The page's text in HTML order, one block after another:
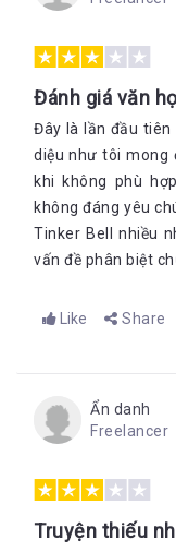
những người bạn
Vườn Kensington để
Đánh giá văn
Đây là lần đầu tiên
diệu như tôi mong
khi không phù
không đáng yêu
Tinker Bell nhiều
vấn đề phân biệt
Like Share
Ẩn danh
Freelancer
Truyện thiếu